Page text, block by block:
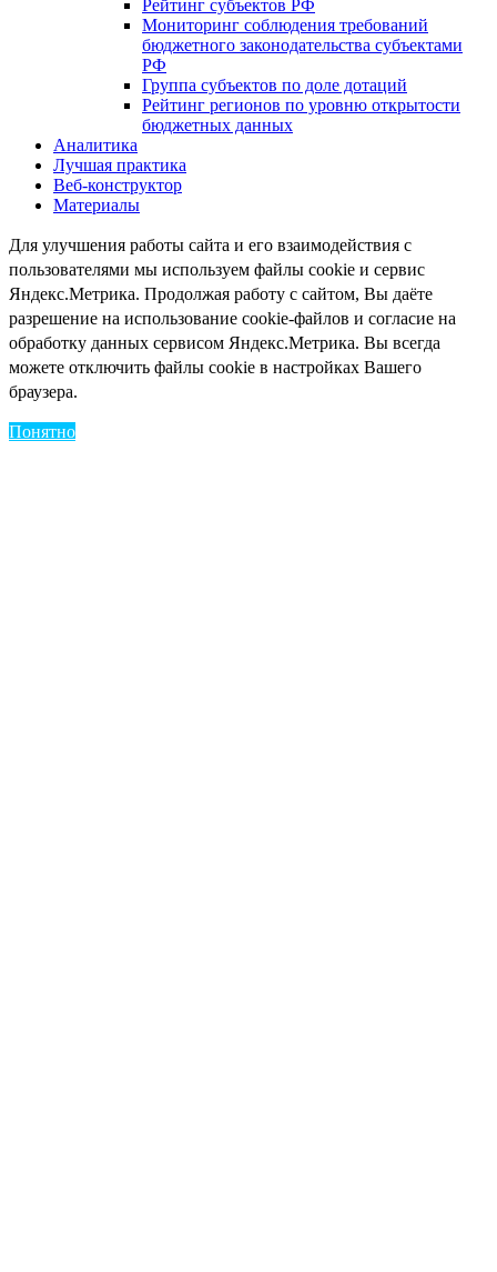
Рейтинг субъектов РФ
Мониторинг соблюдения требований
бюджетного законодательства субъектами
РФ
Группа субъектов по доле дотаций
Рейтинг регионов по уровню открытости
бюджетных данных
Аналитика
Лучшая практика
Веб-конструктор
Материалы
Для улучшения работы сайта и его взаимодействия с
пользователями мы используем файлы cookie и сервис
Яндекс.Метрика. Продолжая работу с сайтом, Вы даёте
разрешение на использование cookie-файлов и согласие на
обработку данных сервисом Яндекс.Метрика. Вы всегда
можете отключить файлы cookie в настройках Вашего
браузера.
Понятно